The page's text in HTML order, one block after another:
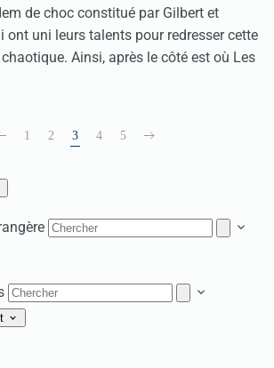
de choc constitué par Gilbert et
ont uni leurs talents pour redresser cette
Ainsi, après le côté est où Les
1 2 3 4 5